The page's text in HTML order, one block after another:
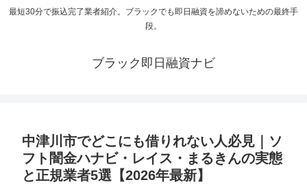
最短30分で振込完了業者紹介。ブラックでも即日融資を諦めないための最終手
段。
ブラック即日融資ナビ
中津川市でどこにも借りれない人必見｜ソ
フト闇金ハナビ・レイス・まるきんの実態
と正規業者5選【2026年最新】